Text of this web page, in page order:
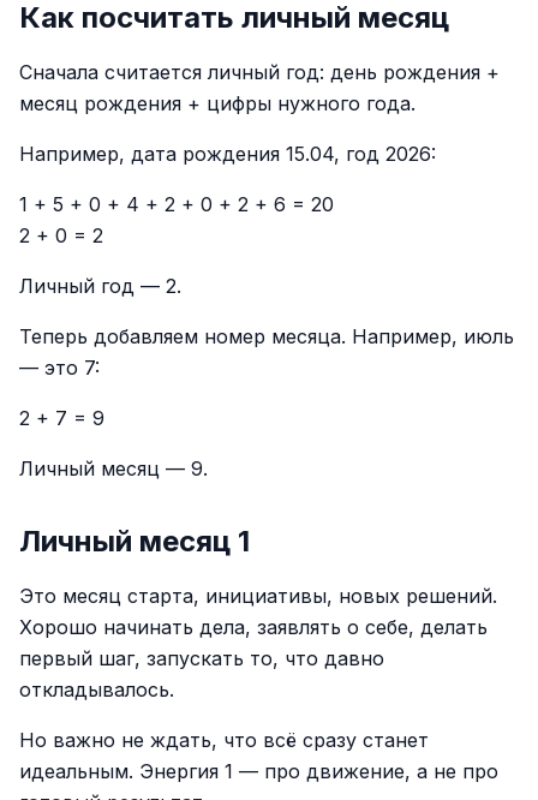
Как посчитать личный месяц
Сначала считается личный год: день рождения +
месяц рождения + цифры нужного года.
Например, дата рождения 15.04, год 2026:
1 + 5 + 0 + 4 + 2 + 0 + 2 + 6 = 20
2 + 0 = 2
Личный год — 2.
Теперь добавляем номер месяца. Например, июль
— это 7:
2 + 7 = 9
Личный месяц — 9.
Личный месяц 1
Это месяц старта, инициативы, новых решений.
Хорошо начинать дела, заявлять о себе, делать
первый шаг, запускать то, что давно
откладывалось.
Но важно не ждать, что всё сразу станет
идеальным. Энергия 1 — про движение, а не про